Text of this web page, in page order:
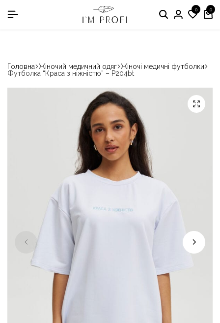
в номінації «Кращій виробник медичного одягу» 0 0
Головна Жіночий медичний одяг Жіночі медичні футболки
Футболка “Краса з ніжністю” – P204bt